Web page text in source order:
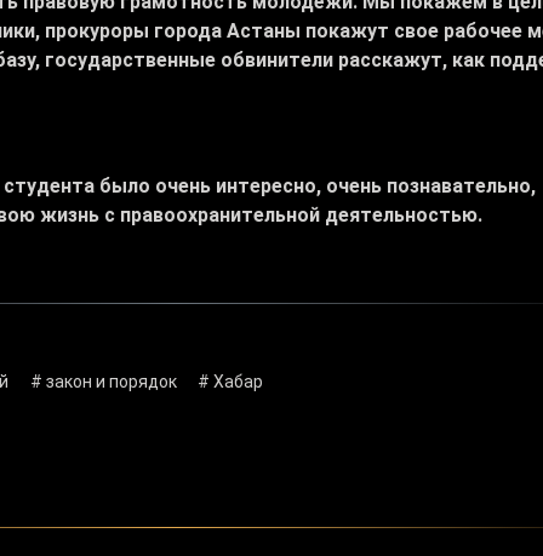
прокуроры города Астаны покажут свое рабочее
государственные обвинители расскажут, как
было очень интересно, очень познавательно,
жизнь с правоохранительной деятельностью.
# закон и порядок # Хабар